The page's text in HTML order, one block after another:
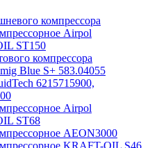
компрессора
Airpol
ST150
компрессора
Blue S+ 583.04055
6215715900,
Airpol
ST68
AEON3000
KRAFT-OIL S46